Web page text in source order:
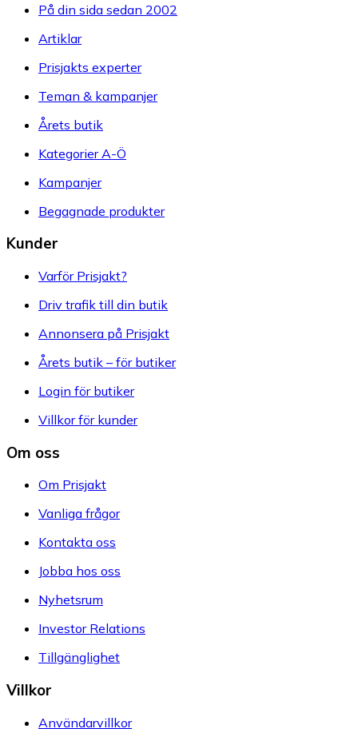
På din sida sedan 2002
Artiklar
Prisjakts experter
Teman & kampanjer
Årets butik
Kategorier A-Ö
Kampanjer
Begagnade produkter
Kunder
Varför Prisjakt?
Driv trafik till din butik
Annonsera på Prisjakt
Årets butik – för butiker
Login för butiker
Villkor för kunder
Om oss
Om Prisjakt
Vanliga frågor
Kontakta oss
Jobba hos oss
Nyhetsrum
Investor Relations
Tillgänglighet
Villkor
Användarvillkor